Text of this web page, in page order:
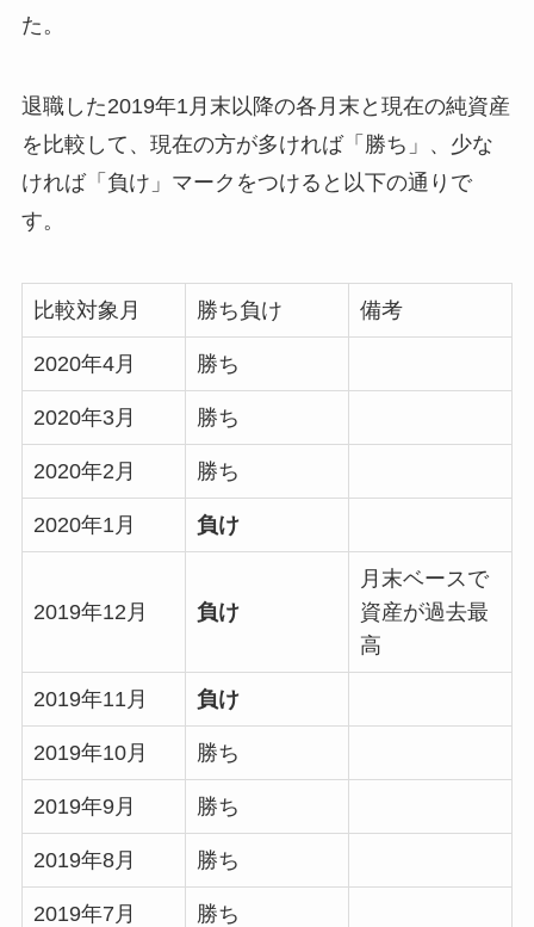
た。
退職した2019年1月末以降の各月末と現在の純資産
を比較して、現在の方が多ければ「勝ち」、少な
ければ「負け」マークをつけると以下の通りで
す。
比較対象月 勝ち負け 備考
2020年4月 勝ち
2020年3月 勝ち
2020年2月 勝ち
2020年1月 負け
2019年12月 負け
月末ベースで
資産が過去最
高
2019年11月 負け
2019年10月 勝ち
2019年9月 勝ち
2019年8月 勝ち
2019年7月 勝ち